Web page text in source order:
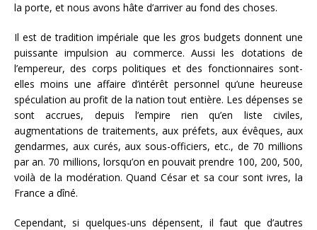
la porte, et nous avons hâte d’arriver au fond des choses.
Il est de tradition impériale que les gros budgets donnent une
puissante impulsion au commerce. Aussi les dotations de
l’empereur, des corps politiques et des fonctionnaires sont-
elles moins une affaire d’intérêt personnel qu’une heureuse
spéculation au profit de la nation tout entière. Les dépenses se
sont accrues, depuis l’empire rien qu’en liste civiles,
augmentations de traitements, aux préfets, aux évêques, aux
gendarmes, aux curés, aux sous-officiers, etc., de 70 millions
par an. 70 millions, lorsqu’on en pouvait prendre 100, 200, 500,
voilà de la modération. Quand César et sa cour sont ivres, la
France a dîné.
Cependant, si quelques-uns dépensent, il faut que d’autres